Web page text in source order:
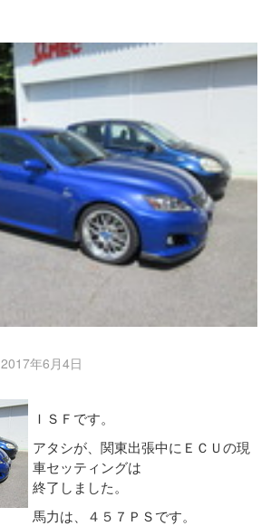
2017年6月4日
ＩＳＦです。
アタシが、関東出張中にＥＣＵの現
車セッティングは
終了しました。
馬力は、４５７ＰＳです。